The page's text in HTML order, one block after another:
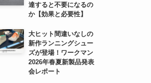
達すると不要になるの
か【効果と必要性】
大ヒット間違いなしの
新作ランニングシュー
ズが登場！ワークマン
2026年春夏新製品発表
会レポート